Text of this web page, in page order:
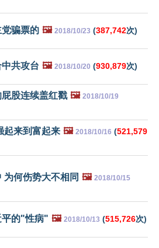
骗票的 🖼️ 2018/10/23 (387,742次)
共攻台 🖼️ 2018/10/20 (930,879次)
股连续盖红戳 🖼️ 2018/10/19
起来到富起来 🖼️ 2018/10/16 (521,579
何伤势大不相同 🖼️ 2018/10/15
平的"性病" 🖼️ 2018/10/13 (515,726次)